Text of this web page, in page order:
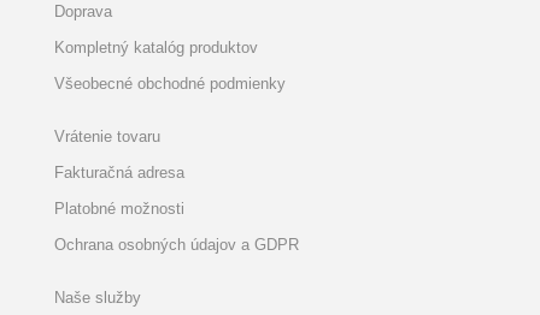
Doprava
Kompletný katalóg produktov
Všeobecné obchodné podmienky
Vrátenie tovaru
Fakturačná adresa
Platobné možnosti
Ochrana osobných údajov a GDPR
Naše služby